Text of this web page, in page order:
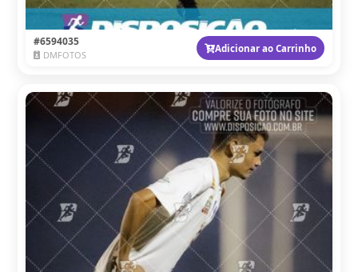
#6594035
DMFOTOS
Adicionar ao Carrinho